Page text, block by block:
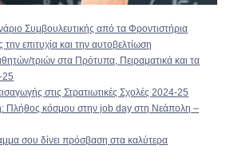
Συμβουλευτικής από τα Φροντιστήρια
επιτυχία και την αυτοβελτίωση
τριών στα Πρότυπα, Πειραματικά και τα
25
στις Στρατιωτικές Σχολές 2024-25
Πλήθος κόσμου στην job day στη Νεάπολη –
σου δίνει πρόσβαση στα καλύτερα